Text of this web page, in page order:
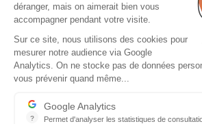
Copyright © 2026 - Tous droits réservés
Qui sommes-nous ?
Contact
déranger, mais on aimerait bien vous
accompagner pendant votre visite.
Sur ce site, nous utilisons des cookies pour
mesurer notre audience via Google
Analytics. On ne stocke pas de données
vous prévenir quand même...
?
Google Analytics
Permet d'analyser les statistiques de